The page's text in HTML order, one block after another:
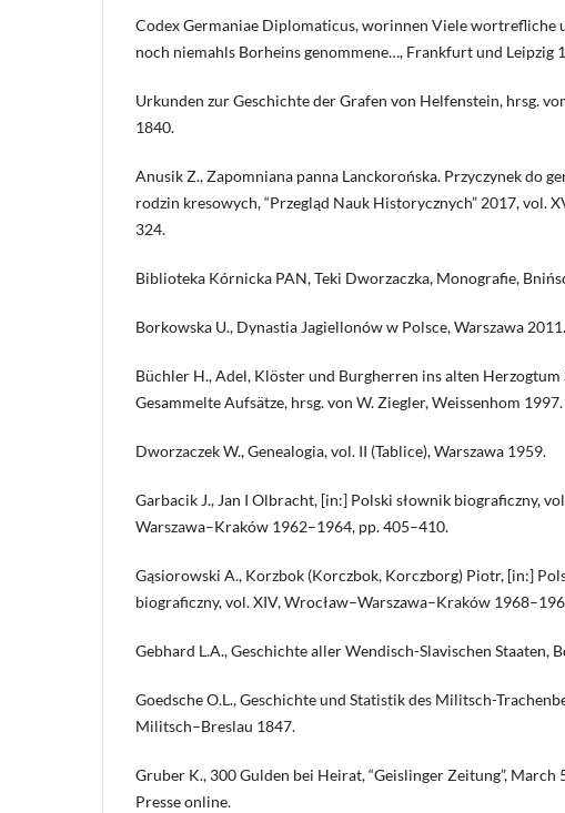
Codex Germaniae Diplomaticus, worinnen Viele wortrefliche
noch niemahls Borheins genommene…, Frankfurt und Leipzig
Urkunden zur Geschichte der Grafen von Helfenstein, hrsg.
1840.
Anusik Z., Zapomniana panna Lanckorońska. Przyczynek do
rodzin kresowych, “Przegląd Nauk Historycznych” 2017, vol.
324.
Biblioteka Kórnicka PAN, Teki Dworzaczka, Monografie,
Borkowska U., Dynastia Jagiellonów w Polsce, Warszawa 2011.
Büchler H., Adel, Klöster und Burgherren ins alten Herzogtum
Gesammelte Aufsätze, hrsg. von W. Ziegler, Weissenhom 1997.
Dworzaczek W., Genealogia, vol. II (Tablice), Warszawa 1959.
Garbacik J., Jan I Olbracht, [in:] Polski słownik biograficzny,
Warszawa–Kraków 1962–1964, pp. 405–410.
Gąsiorowski A., Korzbok (Korczbok, Korczborg) Piotr, [in:]
biograficzny, vol. XIV, Wrocław–Warszawa–Kraków
Gebhard L.A., Geschichte aller Wendisch-Slavischen Staaten,
Goedsche O.L., Geschichte und Statistik des Militsch-
Militsch–Breslau 1847.
Gruber K., 300 Gulden bei Heirat, “Geislinger Zeitung”, March
Presse online.